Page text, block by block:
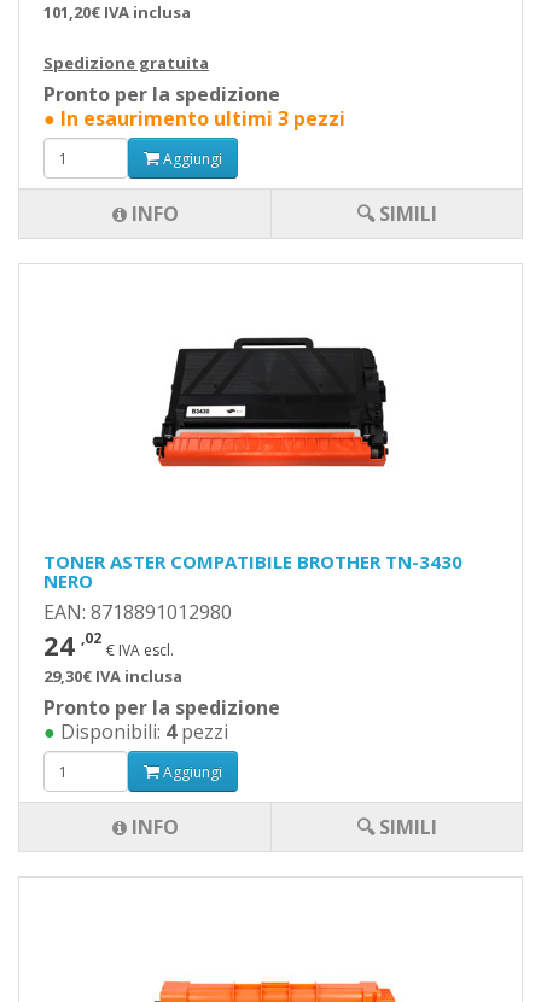
101,20€ IVA inclusa
Spedizione gratuita
Pronto per la spedizione
● In esaurimento ultimi 3 pezzi
Aggiungi
INFO 🔍 SIMILI
TONER ASTER COMPATIBILE BROTHER TN-3430
NERO
EAN: 8718891012980
24 ,02
€ IVA escl.
29,30€ IVA inclusa
Pronto per la spedizione
● Disponibili: 4pezzi
Aggiungi
INFO 🔍 SIMILI